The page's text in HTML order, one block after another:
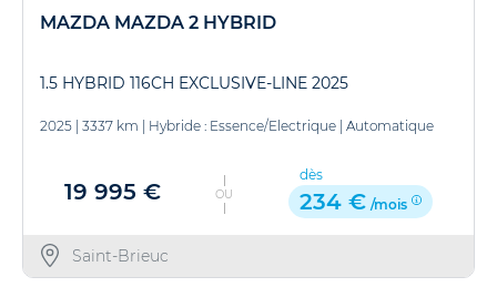
MAZDA MAZDA 2 HYBRID
1.5 HYBRID 116CH EXCLUSIVE-LINE 2025
2025 3337 km Hybride : Essence/Electrique Automatique
19 995 € OU
dès
234 € /mois
Saint-Brieuc